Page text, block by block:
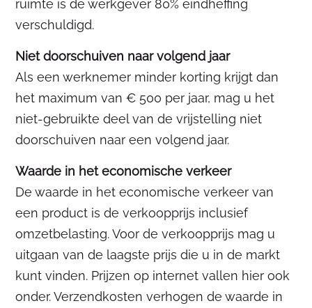
ruimte is de werkgever 80% eindheffing
verschuldigd.
Niet doorschuiven naar volgend jaar
Als een werknemer minder korting krijgt dan
het maximum van € 500 per jaar, mag u het
niet-gebruikte deel van de vrijstelling niet
doorschuiven naar een volgend jaar.
Waarde in het economische verkeer
De waarde in het economische verkeer van
een product is de verkoopprijs inclusief
omzetbelasting. Voor de verkoopprijs mag u
uitgaan van de laagste prijs die u in de markt
kunt vinden. Prijzen op internet vallen hier ook
onder. Verzendkosten verhogen de waarde in